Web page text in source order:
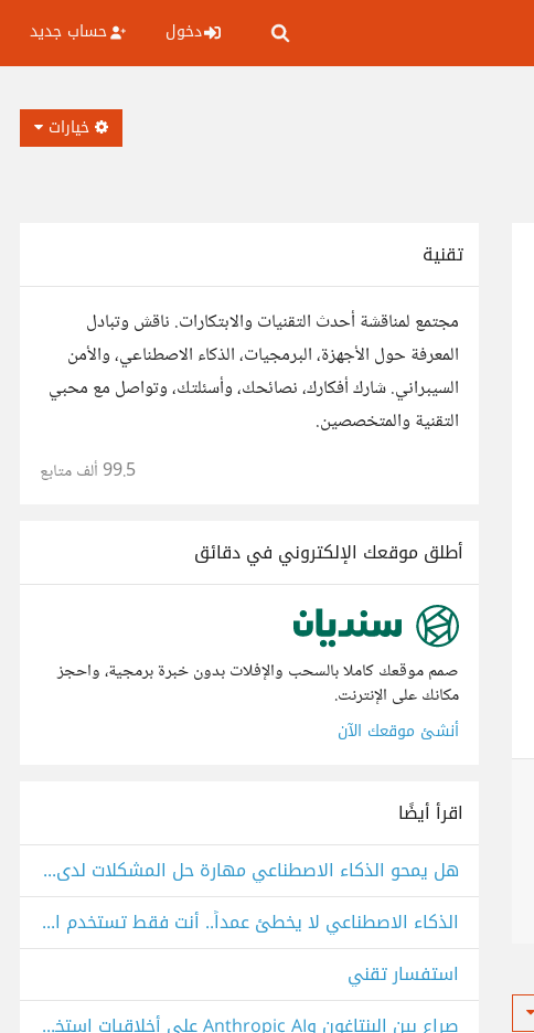
دخول حساب جديد
خيارات
تقنية
مجتمع لمناقشة أحدث التقنيات والابتكارات. ناقش وتبادل
المعرفة حول الأجهزة، البرمجيات، الذكاء الاصطناعي، والأمن
السيبراني. شارك أفكارك، نصائحك، وأسئلتك، وتواصل مع محبي
التقنية والمتخصصين.
99.5 ألف متابع
أطلق موقعك الإلكتروني في دقائق
صمم موقعك كاملا بالسحب والإفلات بدون خبرة برمجية، واحجز
مكانك على الإنترنت.
أنشئ موقعك الآن
اقرأ أيضًا
هل يمحو الذكاء الاصطناعي مهارة حل المشكلات لدى الجيل الجديد من المبرمجين؟
الذكاء الاصطناعي لا يخطئ عمداً.. أنت فقط تستخدم المطرقة لفك برغي!
استفسار تقني